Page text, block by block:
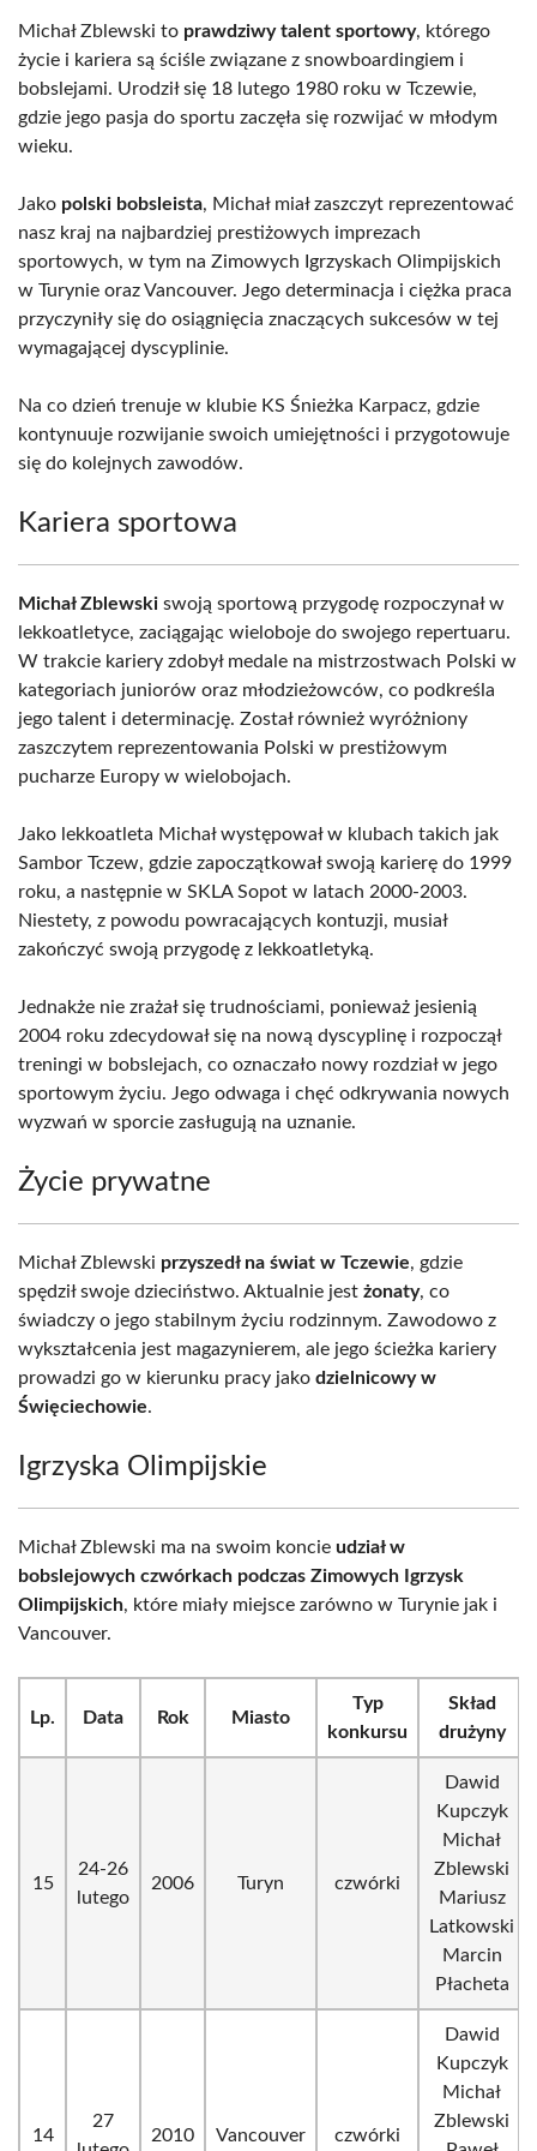
Michał Zblewski to prawdziwy talent sportowy, którego
życie i kariera są ściśle związane z snowboardingiem i
bobslejami. Urodził się 18 lutego 1980 roku w Tczewie,
gdzie jego pasja do sportu zaczęła się rozwijać w młodym
wieku.
Jako polski bobsleista, Michał miał zaszczyt reprezentować
nasz kraj na najbardziej prestiżowych imprezach
sportowych, w tym na Zimowych Igrzyskach Olimpijskich
w Turynie oraz Vancouver. Jego determinacja i ciężka praca
przyczyniły się do osiągnięcia znaczących sukcesów w tej
wymagającej dyscyplinie.
Na co dzień trenuje w klubie KS Śnieżka Karpacz, gdzie
kontynuuje rozwijanie swoich umiejętności i przygotowuje
się do kolejnych zawodów.
Kariera sportowa
Michał Zblewski swoją sportową przygodę rozpoczynał w
lekkoatletyce, zaciągając wieloboje do swojego repertuaru.
W trakcie kariery zdobył medale na mistrzostwach Polski w
kategoriach juniorów oraz młodzieżowców, co podkreśla
jego talent i determinację. Został również wyróżniony
zaszczytem reprezentowania Polski w prestiżowym
pucharze Europy w wielobojach.
Jako lekkoatleta Michał występował w klubach takich jak
Sambor Tczew, gdzie zapoczątkował swoją karierę do 1999
roku, a następnie w SKLA Sopot w latach 2000-2003.
Niestety, z powodu powracających kontuzji, musiał
zakończyć swoją przygodę z lekkoatletyką.
Jednakże nie zrażał się trudnościami, ponieważ jesienią
2004 roku zdecydował się na nową dyscyplinę i rozpoczął
treningi w bobslejach, co oznaczało nowy rozdział w jego
sportowym życiu. Jego odwaga i chęć odkrywania nowych
wyzwań w sporcie zasługują na uznanie.
Życie prywatne
Michał Zblewski przyszedł na świat w Tczewie, gdzie
spędził swoje dzieciństwo. Aktualnie jest żonaty, co
świadczy o jego stabilnym życiu rodzinnym. Zawodowo z
wykształcenia jest magazynierem, ale jego ścieżka kariery
prowadzi go w kierunku pracy jako dzielnicowy w
Święciechowie.
Igrzyska Olimpijskie
Michał Zblewski ma na swoim koncie udział w
bobslejowych czwórkach podczas Zimowych Igrzysk
Olimpijskich, które miały miejsce zarówno w Turynie jak i
Vancouver.
Lp. Data Rok Miasto
Typ
konkursu
Skład
drużyny
15
24-26
lutego
2006 Turyn czwórki
Dawid
Kupczyk
Michał
Zblewski
Mariusz
Latkowski
Marcin
Płacheta
14
27
2010 Vancouver czwórki
Dawid
Kupczyk
Michał
Zblewski